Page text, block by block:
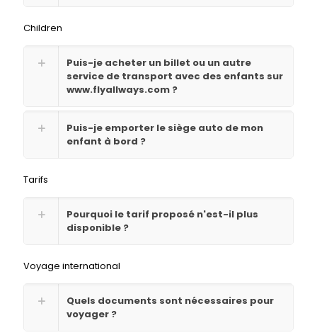
Children
Puis-je acheter un billet ou un autre
service de transport avec des enfants sur
www.flyallways.com ?
Puis-je emporter le siège auto de mon
enfant à bord ?
Tarifs
Pourquoi le tarif proposé n'est-il plus
disponible ?
Voyage international
Quels documents sont nécessaires pour
voyager ?